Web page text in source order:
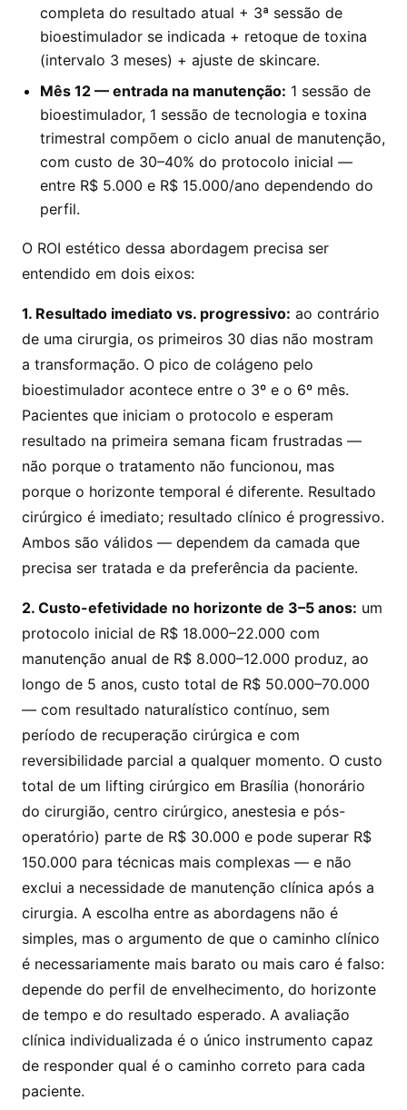
completa do resultado atual + 3ª sessão de
bioestimulador se indicada + retoque de toxina
(intervalo 3 meses) + ajuste de skincare.
Mês 12 — entrada na manutenção: 1 sessão de
bioestimulador, 1 sessão de tecnologia e toxina
trimestral compõem o ciclo anual de manutenção,
com custo de 30–40% do protocolo inicial —
entre R$ 5.000 e R$ 15.000/ano dependendo do
perfil.
O ROI estético dessa abordagem precisa ser
entendido em dois eixos:
1. Resultado imediato vs. progressivo: ao contrário
de uma cirurgia, os primeiros 30 dias não mostram
a transformação. O pico de colágeno pelo
bioestimulador acontece entre o 3º e o 6º mês.
Pacientes que iniciam o protocolo e esperam
resultado na primeira semana ficam frustradas —
não porque o tratamento não funcionou, mas
porque o horizonte temporal é diferente. Resultado
cirúrgico é imediato; resultado clínico é progressivo.
Ambos são válidos — dependem da camada que
precisa ser tratada e da preferência da paciente.
2. Custo-efetividade no horizonte de 3–5 anos: um
protocolo inicial de R$ 18.000–22.000 com
manutenção anual de R$ 8.000–12.000 produz, ao
longo de 5 anos, custo total de R$ 50.000–70.000
— com resultado naturalístico contínuo, sem
período de recuperação cirúrgica e com
reversibilidade parcial a qualquer momento. O custo
total de um lifting cirúrgico em Brasília (honorário
do cirurgião, centro cirúrgico, anestesia e pós-
operatório) parte de R$ 30.000 e pode superar R$
150.000 para técnicas mais complexas — e não
exclui a necessidade de manutenção clínica após a
cirurgia. A escolha entre as abordagens não é
simples, mas o argumento de que o caminho clínico
é necessariamente mais barato ou mais caro é falso:
depende do perfil de envelhecimento, do horizonte
de tempo e do resultado esperado. A avaliação
clínica individualizada é o único instrumento capaz
de responder qual é o caminho correto para cada
paciente.